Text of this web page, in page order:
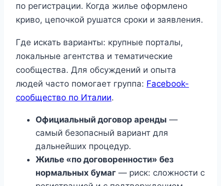
по регистрации. Когда жилье оформлено
криво, цепочкой рушатся сроки и заявления.
Где искать варианты: крупные порталы,
локальные агентства и тематические
сообщества. Для обсуждений и опыта
людей часто помогает группа: Facebook-
сообщество по Италии.
Официальный договор аренды —
самый безопасный вариант для
дальнейших процедур.
Жилье «по договоренности» без
нормальных бумаг — риск: сложности с